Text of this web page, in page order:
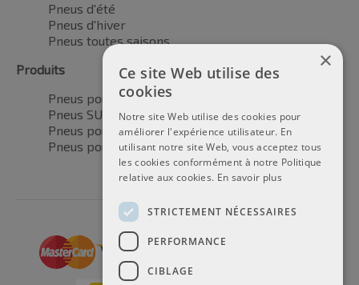
Pneus d'été
Pneus d'hiver
Pneus toutes saisons
Produits
Pneus pour voitures
Pneus SUV / 4x4
Pneus pour camionnettes
Pneus pour motos
×
Ce site Web utilise des
cookies
Notre site Web utilise des cookies pour
améliorer l'expérience utilisateur. En
utilisant notre site Web, vous acceptez tous
les cookies conformément à notre Politique
relative aux cookies. En savoir plus
STRICTEMENT NÉCESSAIRES
PERFORMANCE
CIBLAGE